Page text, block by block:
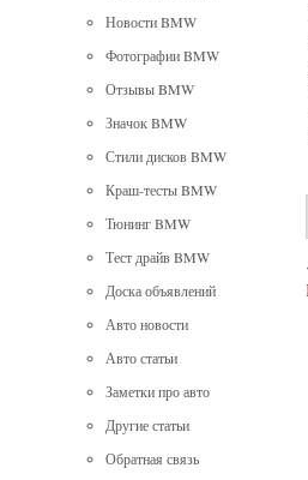
Новости BMW
Фотографии BMW
Отзывы BMW
Значок BMW
Стили дисков BMW
Краш-тесты BMW
Тюнинг BMW
Тест драйв BMW
Доска объявлений
Авто новости
Авто статьи
Заметки про авто
Другие статьи
Обратная связь